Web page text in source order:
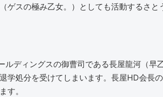
ゲスの極み乙女。）としても活動するさと
ディングスの御曹司である長屋龍河（早
学処分を受けてしまいます。長屋HD会長
す。